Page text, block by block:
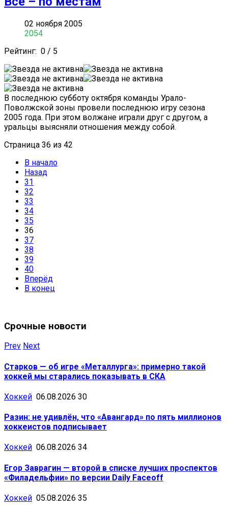
02 ноября 2005
2054
Рейтинг: 0 / 5
В последнюю субботу октября команды Урало-
Поволжской зоны провели последнюю игру сезона
2005 года. При этом волжане играли друг с другом, а
уральцы выясняли отношения между собой.
Страница 36 из 42
В начало
Назад
31
32
33
34
35
36
37
38
39
40
Вперёд
В конец
Срочные новости
Prev Next
Старков — об игре «Металлурга»: примерно такой
хоккей мы старались показывать в СКА
Хоккей 06.08.2026 30
Разин: не удивлён, что «Авангард» по пять миллионов
хоккеистов подписывает
Хоккей 06.08.2026 34
Егор Заврагин — второй в списке лучших проспектов
«Филадельфии» по версии Daily Faceoff
Хоккей 05.08.2026 35